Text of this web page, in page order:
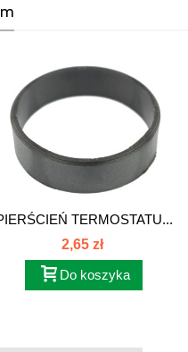
TERMOSTATU...
2,65 zł
Do koszyka